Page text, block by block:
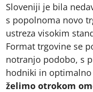
Sloveniji je bila
s popolnoma novo
ustreza visokim
Format trgovine se
notranjo podobo, s
hodniki in
želimo otrokom